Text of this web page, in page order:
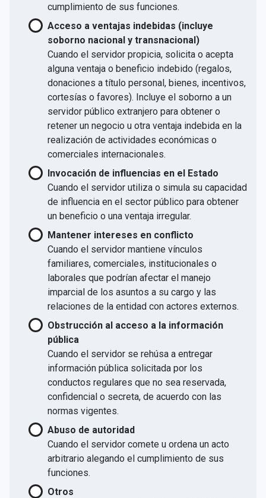
cumplimiento de sus funciones.
Acceso a ventajas indebidas (incluye
soborno nacional y transnacional)
Cuando el servidor propicia, solicita o acepta
alguna ventaja o beneficio indebido (regalos,
donaciones a título personal, bienes, incentivos,
cortesías o favores). Incluye el soborno a un
servidor público extranjero para obtener o
retener un negocio u otra ventaja indebida en la
realización de actividades económicas o
comerciales internacionales.
Invocación de influencias en el Estado
Cuando el servidor utiliza o simula su capacidad
de influencia en el sector público para obtener
un beneficio o una ventaja irregular.
Mantener intereses en conflicto
Cuando el servidor mantiene vínculos
familiares, comerciales, institucionales o
laborales que podrían afectar el manejo
imparcial de los asuntos a su cargo y las
relaciones de la entidad con actores externos.
Obstrucción al acceso a la información
pública
Cuando el servidor se rehúsa a entregar
información pública solicitada por los
conductos regulares que no sea reservada,
confidencial o secreta, de acuerdo con las
normas vigentes.
Abuso de autoridad
Cuando el servidor comete u ordena un acto
arbitrario alegando el cumplimiento de sus
funciones.
Otros